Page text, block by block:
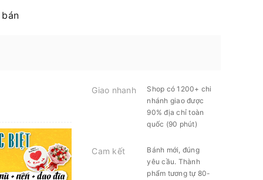
Giao nhanh
Shop có 1200+ chi
nhánh giao được
90% địa chỉ toàn
quốc (90 phút)
Cam kết
Bánh mới, đúng
yêu cầu. Thành
phẩm tương tự 80-